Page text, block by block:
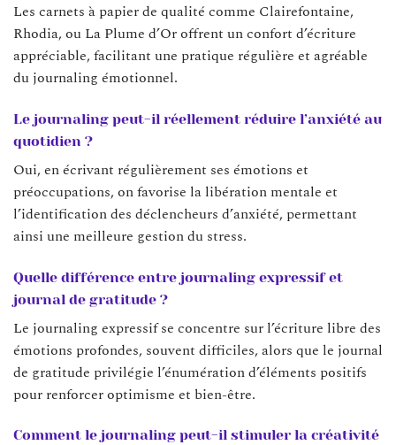
Les carnets à papier de qualité comme Clairefontaine,
Rhodia, ou La Plume d’Or offrent un confort d’écriture
appréciable, facilitant une pratique régulière et agréable
du journaling émotionnel.
Le journaling peut-il réellement réduire l’anxiété au
quotidien ?
Oui, en écrivant régulièrement ses émotions et
préoccupations, on favorise la libération mentale et
l’identification des déclencheurs d’anxiété, permettant
ainsi une meilleure gestion du stress.
Quelle différence entre journaling expressif et
journal de gratitude ?
Le journaling expressif se concentre sur l’écriture libre des
émotions profondes, souvent difficiles, alors que le journal
de gratitude privilégie l’énumération d’éléments positifs
pour renforcer optimisme et bien-être.
Comment le journaling peut-il stimuler la créativité